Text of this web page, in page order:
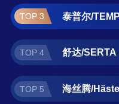
垫什么牌子好？那么本
可供您作为选购参考，
数据提供高端床垫品牌
(榜单每月更新一次)
TOP 3 泰普尔/
TOP 4 舒达/SERTA
TOP 5 海丝腾/